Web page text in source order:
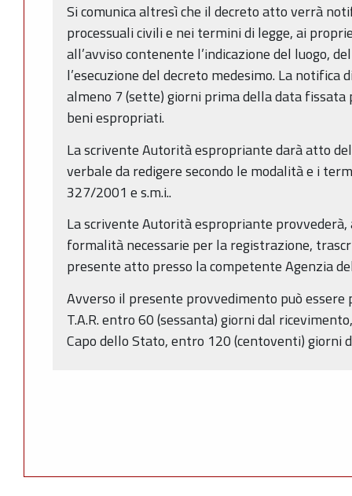
Si comunica altresì che il decreto atto verrà
processuali civili e nei termini di legge, ai
all’avviso contenente l’indicazione del luogo,
l’esecuzione del decreto medesimo. La notifica
almeno 7 (sette) giorni prima della data fissata
beni espropriati.
La scrivente Autorità espropriante darà atto
verbale da redigere secondo le modalità e i
327/2001 e s.m.i..
La scrivente Autorità espropriante
formalità necessarie per la registrazione,
presente atto presso la competente Agenzia
Avverso il presente provvedimento può
T.A.R. entro 60 (sessanta) giorni dal
Capo dello Stato, entro 120 (centoventi) giorni